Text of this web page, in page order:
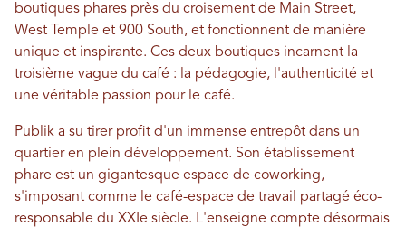
boutiques phares près du croisement de Main Street,
West Temple et 900 South, et fonctionnent de manière
unique et inspirante. Ces deux boutiques incarnent la
troisième vague du café : la pédagogie, l'authenticité et
une véritable passion pour le café.
Publik a su tirer profit d'un immense entrepôt dans un
quartier en plein développement. Son établissement
phare est un gigantesque espace de coworking,
s'imposant comme le café-espace de travail partagé éco-
responsable du XXIe siècle. L'enseigne compte désormais